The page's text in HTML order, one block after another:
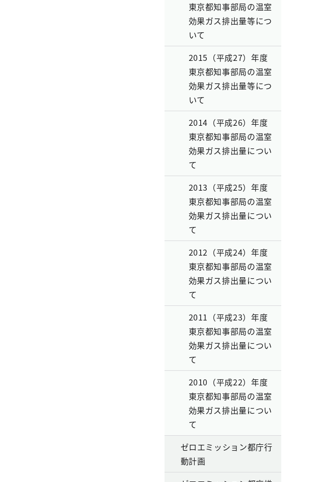
東京都知事部局の温室
効果ガス排出量等につ
いて
2015（平成27）年度
東京都知事部局の温室
効果ガス排出量等につ
いて
2014（平成26）年度
東京都知事部局の温室
効果ガス排出量につい
て
2013（平成25）年度
東京都知事部局の温室
効果ガス排出量につい
て
2012（平成24）年度
東京都知事部局の温室
効果ガス排出量につい
て
2011（平成23）年度
東京都知事部局の温室
効果ガス排出量につい
て
2010（平成22）年度
東京都知事部局の温室
効果ガス排出量につい
て
ゼロエミッション都庁行
動計画